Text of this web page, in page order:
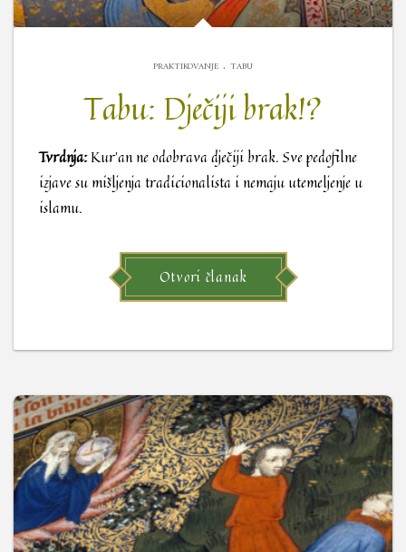
PRAKTIKOVANJE . TABU
Tabu: Dječiji brak!?
Tvrdnja:Kur’an ne odobrava dječiji brak. Sve pedofilne
izjave su mišljenja tradicionalista i nemaju utemeljenje u
islamu.
Otvori članak